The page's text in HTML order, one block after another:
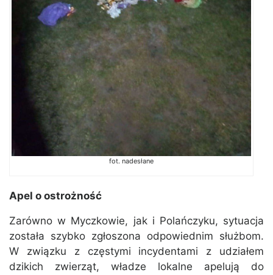
fot. nadesłane
Apel o ostrożność
Zarówno w Myczkowie, jak i Polańczyku, sytuacja
została szybko zgłoszona odpowiednim służbom.
W związku z częstymi incydentami z udziałem
dzikich zwierząt, władze lokalne apelują do